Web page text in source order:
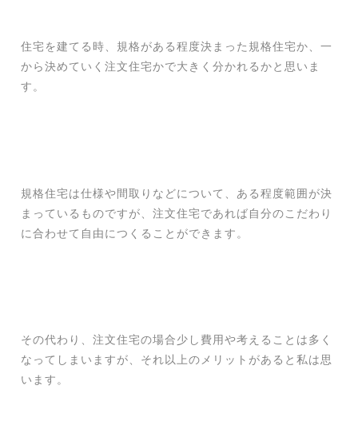
住宅を建てる時、規格がある程度決まった規格住宅か、一
から決めていく注文住宅かで大きく分かれるかと思いま
す。
規格住宅は仕様や間取りなどについて、ある程度範囲が決
まっているものですが、注文住宅であれば自分のこだわり
に合わせて自由につくることができます。
その代わり、注文住宅の場合少し費用や考えることは多く
なってしまいますが、それ以上のメリットがあると私は思
います。